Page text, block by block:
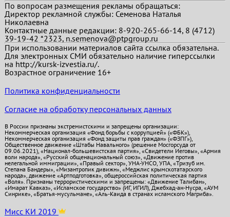
По вопросам размещения рекламы обращаться:
Директор рекламной службы: Семенова Наталья
Николаевна
Контактные данные редакции: 8-920-265-66-14, 8 (4712)
39-19-42 *2323, n.semenova@ptpgroup.ru
При использовании материалов сайта ссылка обязательна.
Для электронных СМИ обязательно наличие гиперссылки
на http://kursk-izvestia.ru/.
Возрастное ограничение 16+
Политика конфиденциальности
Согласие на обработку персональных данных
В России признаны экстремистскими и запрещены организации:
Некоммерческая организация «Фонд борьбы с коррупцией» («ФБК»),
Некоммерческая организация «Фонд защиты прав граждан» («ФЗПГ»),
Общественное движение «Штабы Навального» (решение Мосгорсуда от
09.06.2021), «Национал-большевистская партия», «Свидетели Иеговы», «Армия
воли народа», «Русский общенациональный союз», «Движение против
нелегальной иммиграции», «Правый сектор», УНА-УНСО, УПА, «Тризуб им.
Степана Бандеры», «Мизантропик дивижн», «Меджлис крымскотатарского
народа», движение «Артподготовка», общероссийская политическая партия
«Воля». Признаны террористическими и запрещены: «Движение Талибан»,
«Имарат Кавказ», «Исламское государство» (ИГ, ИГИЛ), Джебхад-ан-Нусра, «АУМ
Синрике», «Братья-мусульмане», «Аль-Каида в странах исламского Магриба».
Мисс КИ 2019